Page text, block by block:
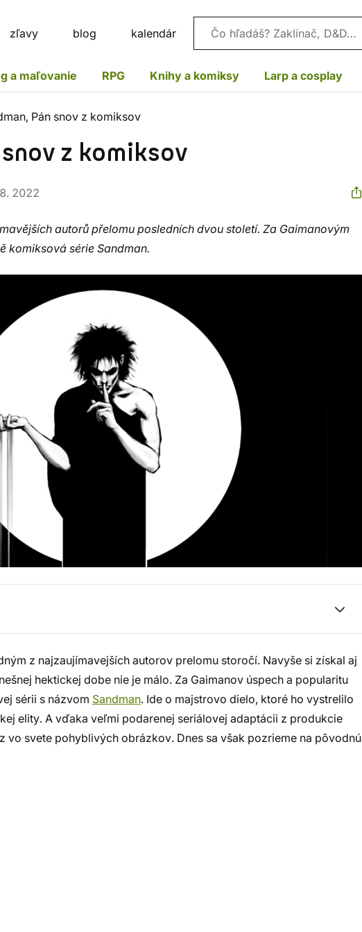
zľavy blog kalendár Vyhľadávanie
a maľovanie RPG Knihy a komiksy Larp a cosplay
Pán snov z komiksov
snov z komiksov
2022
autorů přelomu posledních dvou století. Za Gaimanovým
komiksová série Sandman.
z najzaujímavejších autorov prelomu storočí. Navyše si získal aj
hektickej dobe nie je málo. Za Gaimanov úspech a popularitu
sérii s názvom Sandman. Ide o majstrovo dielo, ktoré ho vystrelilo
elity. A vďaka veľmi podarenej seriálovej adaptácii z produkcie
vo svete pohyblivých obrázkov. Dnes sa však pozrieme na pôvodnú